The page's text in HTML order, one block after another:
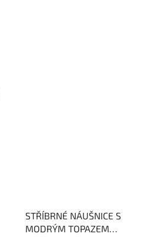
STŘÍBRNÉ NÁUŠNICE S
MODRÝM TOPAZEM